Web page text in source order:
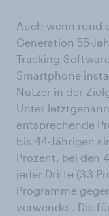
Auch wenn rund
Generation 55-
Tracking-
Smartphone
Nutzer in der
Unter
entsprechende
bis 44-Jährigen
Prozent, bei den
jeder Dritte (33
Programme
verwendet. Die